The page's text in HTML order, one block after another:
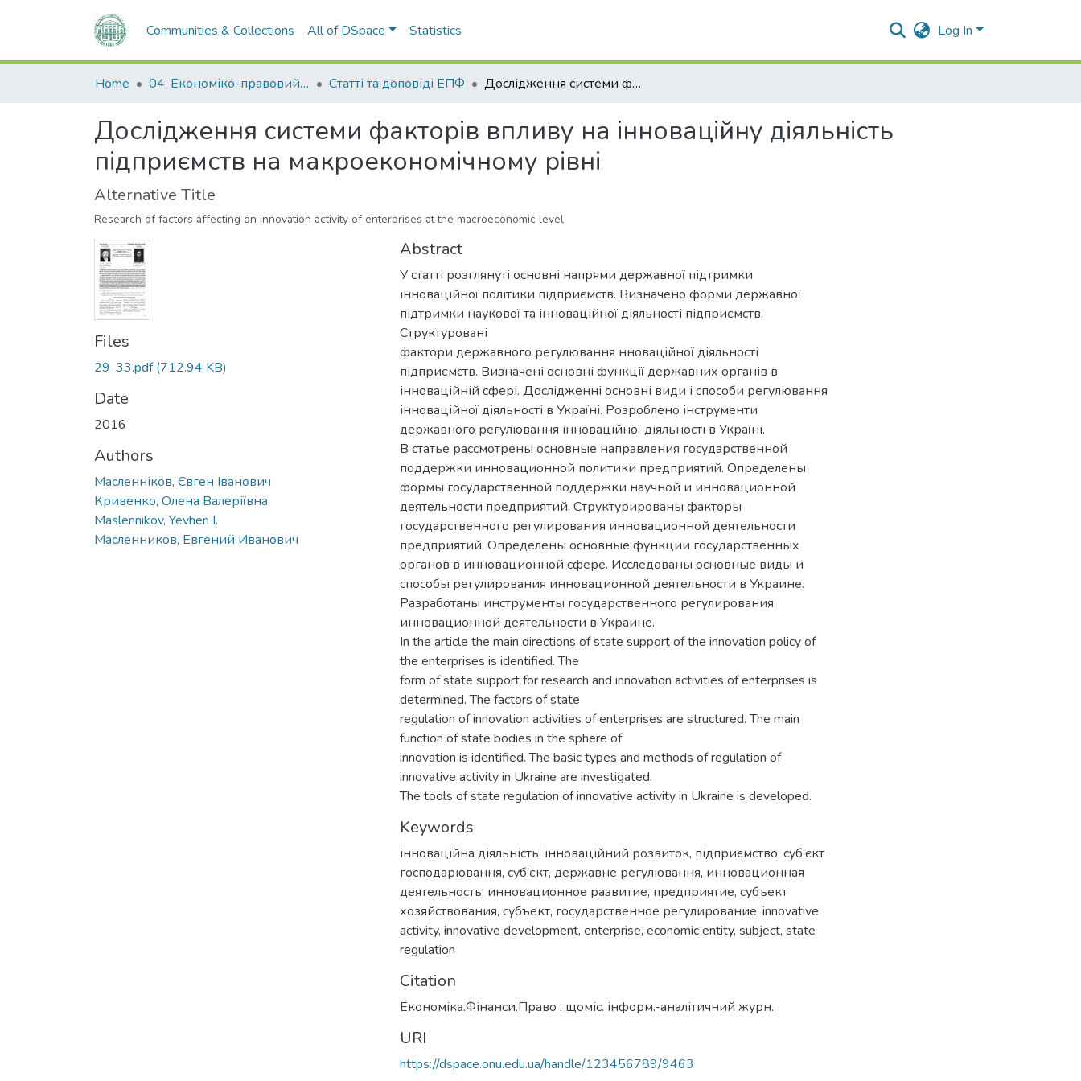
Communities & Collections All of DSpace Statistics Log In
Home 04. Економіко-правовий факультет Статті та доповіді ЕПФ Дослідження системи факторів впливу на інноваційну діяльність підприємств на макроекономічному рівні
Дослідження системи факторів впливу на інноваційну діяльність
підприємств на макроекономічному рівні
Alternative Title
Research of factors affecting on innovation activity of enterprises at the macroeconomic level
Files
29-33.pdf(712.94 KB)
Date
2016
Authors
Масленніков, Євген Іванович
Кривенко, Олена Валеріївна
Maslennikov, Yevhen I.
Масленников, Евгений Иванович
Abstract
У статті розглянуті основні напрями державної підтримки
інноваційної політики підприємств. Визначено форми державної
підтримки наукової та інноваційної діяльності підприємств.
Структуровані
фактори державного регулювання нноваційної діяльності
підприємств. Визначені основні функції державних органів в
інноваційній сфері. Дослідженні основні види і способи регулювання
інноваційної діяльності в Україні. Розроблено інструменти
державного регулювання інноваційної діяльності в Україні.
В статье рассмотрены основные направления государственной
поддержки инновационной политики предприятий. Определены
формы государственной поддержки научной и инновационной
деятельности предприятий. Структурированы факторы
государственного регулирования инновационной деятельности
предприятий. Определены основные функции государственных
органов в инновационной сфере. Исследованы основные виды и
способы регулирования инновационной деятельности в Украине.
Разработаны инструменты государственного регулирования
инновационной деятельности в Украине.
In the article the main directions of state support of the innovation policy of
the enterprises is identified. The
form of state support for research and innovation activities of enterprises is
determined. The factors of state
regulation of innovation activities of enterprises are structured. The main
function of state bodies in the sphere of
innovation is identified. The basic types and methods of regulation of
innovative activity in Ukraine are investigated.
The tools of state regulation of innovative activity in Ukraine is developed.
Keywords
інноваційна діяльність, інноваційний розвиток, підприємство, суб’єкт
господарювання, суб’єкт, державне регулювання, инновационная
деятельность, инновационное развитие, предприятие, субъект
хозяйствования, субъект, государственное регулирование, innovative
activity, innovative development, enterprise, economic entity, subject, state
regulation
Citation
Економіка.Фінанси.Право : щоміс. інформ.-аналітичний журн.
URI
https://dspace.onu.edu.ua/handle/123456789/9463